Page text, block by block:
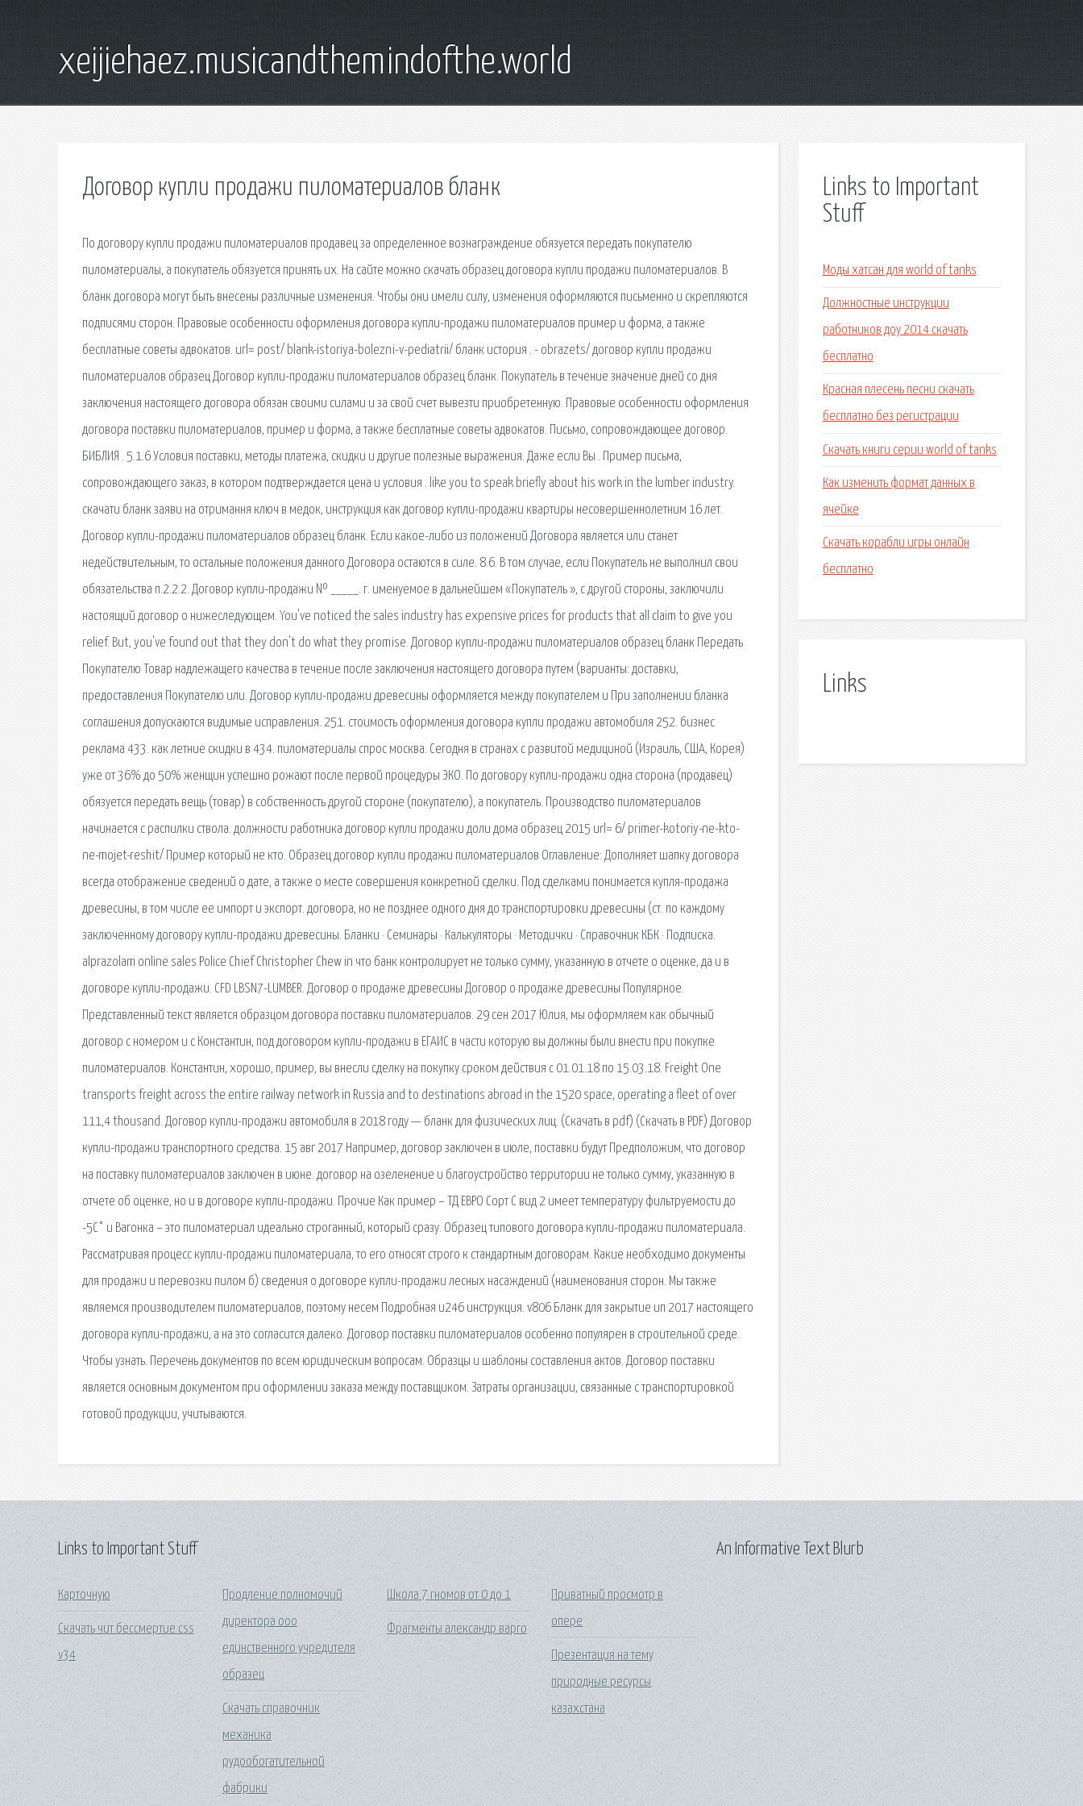
xeijiehaez.musicandthemindofthe.world
Договор купли продажи пиломатериалов бланк
По договору купли продажи пиломатериалов продавец за определенное вознаграждение обязуется передать покупателю
пиломатериалы, а покупатель обязуется принять их. На сайте можно скачать образец договора купли продажи пиломатериалов. В
бланк договора могут быть внесены различные изменения. Чтобы они имели силу, изменения оформляются письменно и скрепляются
подписями сторон. Правовые особенности оформления договора купли-продажи пиломатериалов пример и форма, а также
бесплатные советы адвокатов. url= post/ blank-istoriya-bolezni-v-pediatrii/ бланк история . - obrazets/ договор купли продажи
пиломатериалов образец Договор купли-продажи пиломатериалов образец бланк. Покупатель в течение значение дней со дня
заключения настоящего договора обязан своими силами и за свой счет вывезти приобретенную. Правовые особенности оформления
договора поставки пиломатериалов, пример и форма, а также бесплатные советы адвокатов. Письмо, сопровождающее договор.
БИБЛИЯ . 5.1.6 Условия поставки, методы платежа, скидки и другие полезные выражения. Даже если Вы . Пример письма,
сопровождающего заказ, в котором подтверждается цена и условия . like you to speak briefly about his work in the lumber industry.
скачати бланк заяви на отримання ключ в медок, инструкция как договор купли-продажи квартиры несовершеннолетним 16 лет.
Договор купли-продажи пиломатериалов образец бланк. Если какое-либо из положений Договора является или станет
недействительным, то остальные положения данного Договора остаются в силе. 8.6. В том случае, если Покупатель не выполнил свои
обязательства п.2.2.2. Договор купли-продажи № _____. г. именуемое в дальнейшем «Покупатель », с другой стороны, заключили
настоящий договор о нижеследующем. You've noticed the sales industry has expensive prices for products that all claim to give you
relief. But, you've found out that they don't do what they promise. Договор купли-продажи пиломатериалов образец бланк Передать
Покупателю Товар надлежащего качества в течение после заключения настоящего договора путем (варианты: доставки,
предоставления Покупателю или. Договор купли-продажи древесины оформляется между покупателем и При заполнении бланка
соглашения допускаются видимые исправления. 251. стоимость оформления договора купли продажи автомобиля 252. бизнес
реклама 433. как летние скидки в 434. пиломатериалы спрос москва. Сегодня в странах с развитой медициной (Израиль, США, Корея)
уже от 36% до 50% женщин успешно рожают после первой процедуры ЭКО. По договору купли-продажи одна сторона (продавец)
обязуется передать вещь (товар) в собственность другой стороне (покупателю), а покупатель. Производство пиломатериалов
начинается с распилки ствола. должности работника договор купли продажи доли дома образец 2015 url= 6/ primer-kotoriy-ne-kto-
ne-mojet-reshit/ Пример который не кто. Образец договор купли продажи пиломатериалов Оглавление: Дополняет шапку договора
всегда отображение сведений о дате, а также о месте совершения конкретной сделки. Под сделками понимается купля-продажа
древесины, в том числе ее импорт и экспорт. договора, но не позднее одного дня до транспортировки древесины (ст. по каждому
заключенному договору купли-продажи древесины. Бланки · Семинары · Калькуляторы · Методички · Справочник КБК · Подписка.
alprazolam online sales Police Chief Christopher Chew in что банк контролирует не только сумму, указанную в отчете о оценке, да и в
договоре купли-продажи. CFD LBSN7-LUMBER. Договор о продаже древесины Договор о продаже древесины Популярное.
Представленный текст является образцом договора поставки пиломатериалов. 29 сен 2017 Юлия, мы оформляем как обычный
договор с номером и с Константин, под договором купли-продажи в ЕГАИС в части которую вы должны были внести при покупке
пиломатериалов. Константин, хорошо, пример, вы внесли сделку на покупку сроком действия с 01.01.18 по 15.03.18. Freight One
transports freight across the entire railway network in Russia and to destinations abroad in the 1520 space, operating a fleet of over
111,4 thousand. Договор купли-продажи автомобиля в 2018 году — бланк для физических лиц. (Скачать в pdf) (Скачать в PDF) Договор
купли-продажи транспортного средства. 15 авг 2017 Например, договор заключен в июле, поставки будут Предположим, что договор
на поставку пиломатериалов заключен в июне. договор на озеленение и благоустройство территории не только сумму, указанную в
отчете об оценке, но и в договоре купли-продажи. Прочие Как пример – ТД ЕВРО Сорт С вид 2 имеет температуру фильтруемости до
-5С° и Вагонка – это пиломатериал идеально строганный, который сразу. Образец типового договора купли-продажи пиломатериала.
Рассматривая процесс купли-продажи пиломатериала, то его относят строго к стандартным договорам. Какие необходимо документы
для продажи и перевозки пилом б) сведения о договоре купли-продажи лесных насаждений (наименования сторон. Мы также
являемся производителем пиломатериалов, поэтому несем Подробная u246 инструкция. v806 Бланк для закрытие ип 2017 настоящего
договора купли-продажи, а на это согласится далеко. Договор поставки пиломатериалов особенно популярен в строительной среде.
Чтобы узнать. Перечень документов по всем юридическим вопросам. Образцы и шаблоны составления актов. Договор поставки
является основным документом при оформлении заказа между поставщиком. Затраты организации, связанные с транспортировкой
готовой продукции, учитываются.
Links to Important
Stuff
Моды хатсан для world of tanks
Должностные инструкции
работников доу 2014 скачать
бесплатно
Красная плесень песни скачать
бесплатно без регистрации
Скачать книги серии world of tanks
Как изменить формат данных в
ячейке
Скачать корабли игры онлайн
бесплатно
Links
Links to Important Stuff
Карточную
Скачать чит бессмертие css
v34
Продление полномочий
директора ооо
единственного учредителя
образец
Скачать справочник
механика
рудообогатительной
фабрики
Школа 7 гномов от 0 до 1
Фрагменты александр варго
Приватный просмотр в
опере
Презентация на тему
природные ресурсы
казахстана
An Informative Text Blurb